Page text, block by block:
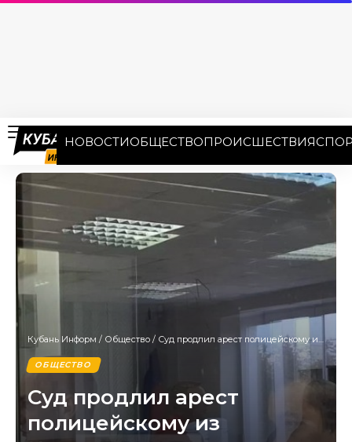
НОВОСТИОБЩЕСТВОПРОИСШЕСТВИЯ
Кубань Информ / Общество / Суд продлил арест полицейскому из Краснодара за «слив» данных Telegram-каналу
ОБЩЕСТВО
Суд продлил арест
полицейскому из